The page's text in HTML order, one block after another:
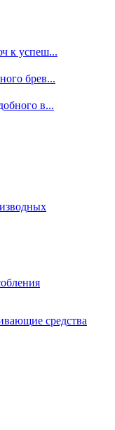
к успеш...
брев...
в...
средства